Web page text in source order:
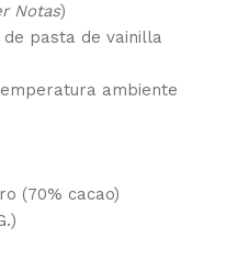
Notas)
de pasta de vainilla
ambiente
(70% cacao)